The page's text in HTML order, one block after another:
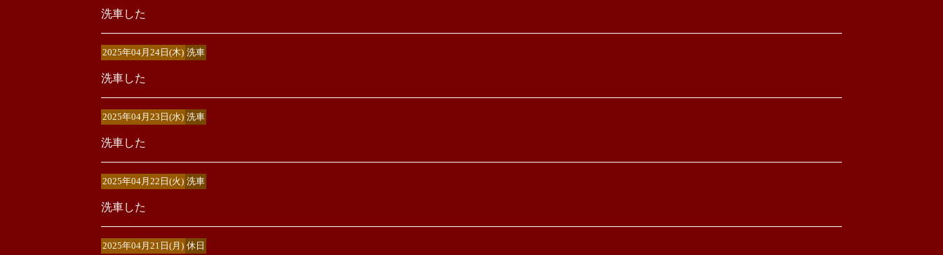
洗車した
2025年04月24日(木) 洗車
洗車した
2025年04月23日(水) 洗車
洗車した
2025年04月22日(火) 洗車
洗車した
2025年04月21日(月) 休日